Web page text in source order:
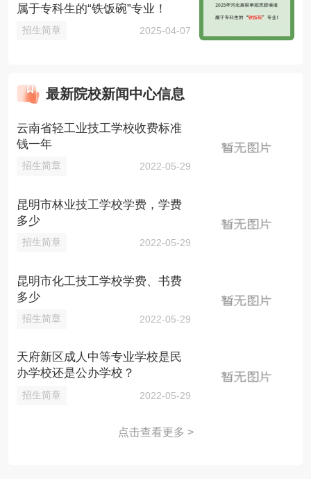
属于专科生的“铁饭碗”专业！
招生简章 2025-04-07
最新院校新闻中心信息
云南省轻工业技工学校收费标准
钱一年
招生简章 2022-05-29
昆明市林业技工学校学费，学费
多少
招生简章 2022-05-29
昆明市化工技工学校学费、书费
多少
招生简章 2022-05-29
天府新区成人中等专业学校是民
办学校还是公办学校？
招生简章 2022-05-29
点击查看更多 >